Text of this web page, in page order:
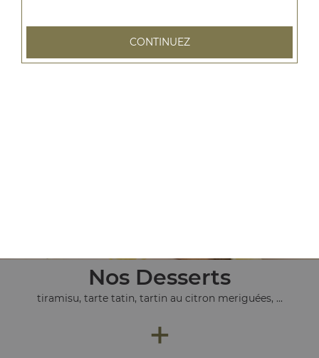
Nos Pâtes
Nos Desserts
tiramisu, tarte tatin, tartin au citron meriguées, ...
+
CONTINUEZ